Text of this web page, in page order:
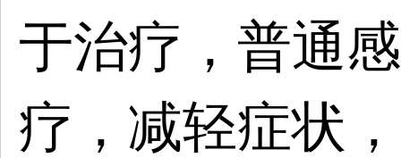
于治疗，普通
疗，减轻症状